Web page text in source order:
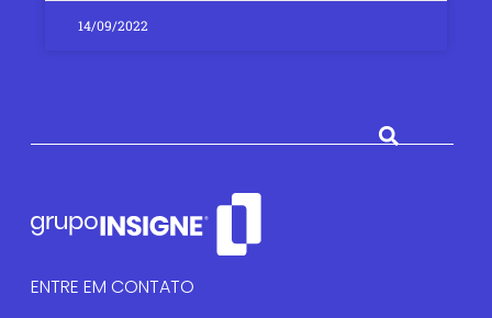
14/09/2022
ENTRE EM CONTATO